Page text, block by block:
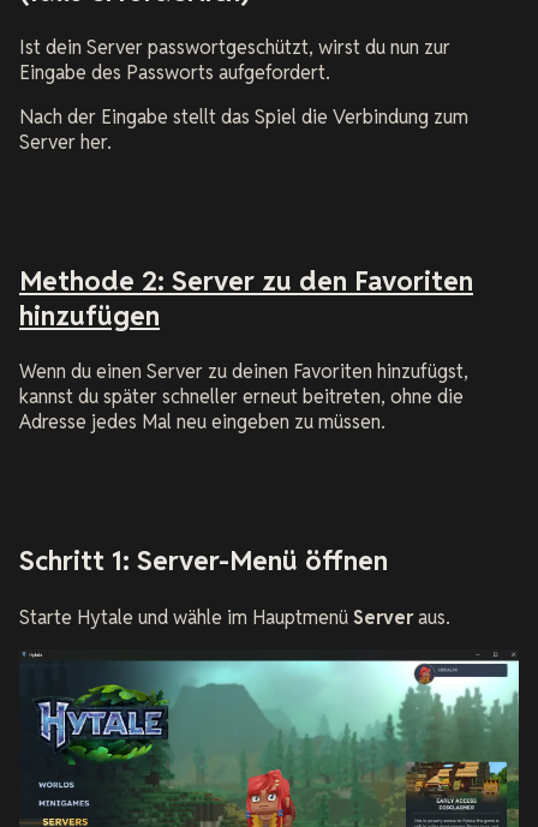
Ist dein Server passwortgeschützt, wirst du nun zur
Eingabe des Passworts aufgefordert.
Nach der Eingabe stellt das Spiel die Verbindung zum
Server her.
Methode 2: Server zu den Favoriten
hinzufügen
Wenn du einen Server zu deinen Favoriten hinzufügst,
kannst du später schneller erneut beitreten, ohne die
Adresse jedes Mal neu eingeben zu müssen.
Schritt 1: Server-Menü öffnen
Starte Hytale und wähle im HauptmenüServeraus.